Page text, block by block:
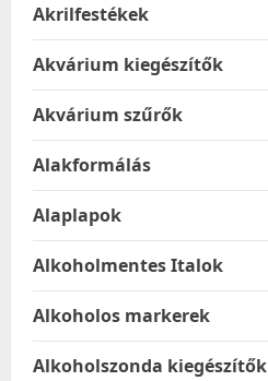
Akrilfestékek
Akvárium kiegészítők
Akvárium szűrők
Alakformálás
Alaplapok
Alkoholmentes Italok
Alkoholos markerek
Alkoholszonda kiegészítők